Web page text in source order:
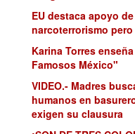
EU destaca apoyo
narcoterrorismo
Karina Torres
Famosos México"
VIDEO.- Madres
humanos en
exigen su clausura